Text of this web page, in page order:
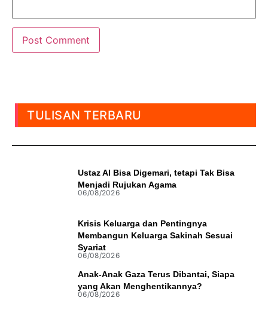
TULISAN TERBARU
Ustaz AI Bisa Digemari, tetapi Tak Bisa
Menjadi Rujukan Agama
06/08/2026
Krisis Keluarga dan Pentingnya
Membangun Keluarga Sakinah Sesuai
Syariat
06/08/2026
Anak-Anak Gaza Terus Dibantai, Siapa
yang Akan Menghentikannya?
06/08/2026